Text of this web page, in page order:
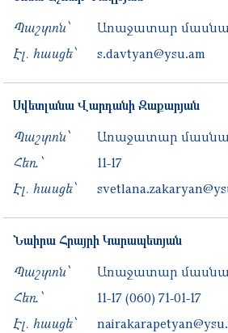
Պաշտոն՝
Առաջատար
Էլ. հասցե՝
s.davtyan@ysu.am
Սվետլանա Վարդանի Զաքարյան
Պաշտոն՝
Առաջատար
Հեռ․՝
11-17
Էլ. հասցե՝
Նաիրա Հրայրի Կարապետյան
Պաշտոն՝
Առաջատար
Հեռ․՝
11-17(060) 71-01-17
Էլ. հասցե՝